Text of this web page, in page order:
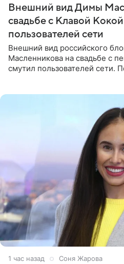
Внешний вид Димы
свадьбе с Клавой
пользователей сети
Внешний вид российского
Масленникова на свадьбе с
смутил пользователей сети.
1 час назад Соня Жарова